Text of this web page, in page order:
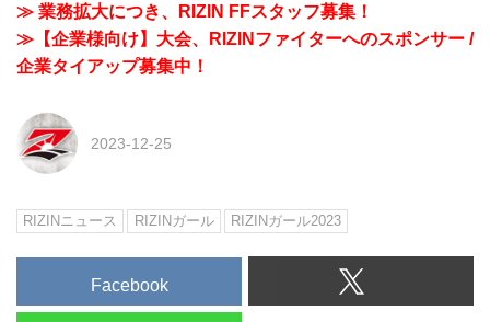
≫ 業務拡大につき、RIZIN FFスタッフ募集！
≫【企業様向け】大会、RIZINファイターへのスポンサー /
企業タイアップ募集中！
2023-12-25
RIZINニュース RIZINガール RIZINガール2023
Facebook